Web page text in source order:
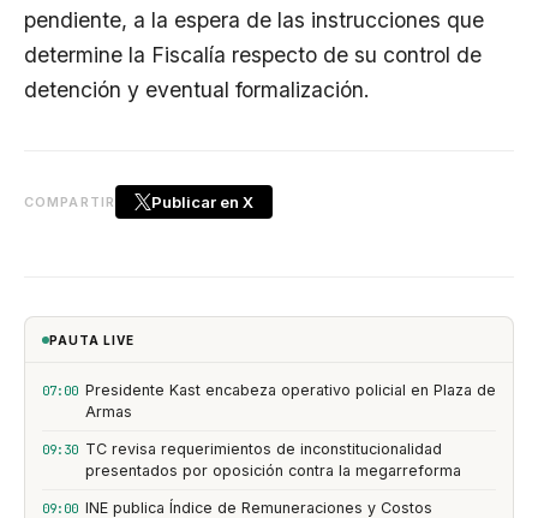
pendiente, a la espera de las instrucciones que
determine la Fiscalía respecto de su control de
detención y eventual formalización.
COMPARTIR Publicar en X
PAUTA LIVE
07:00 Presidente Kast encabeza operativo policial en Plaza de
Armas
09:30 TC revisa requerimientos de inconstitucionalidad
presentados por oposición contra la megarreforma
09:00 INE publica Índice de Remuneraciones y Costos